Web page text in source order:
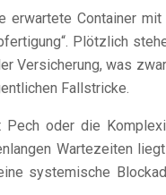
Container
Plötzlich
Versicherung, was
Fallstricke.
oder die
Wartezeiten
systemische